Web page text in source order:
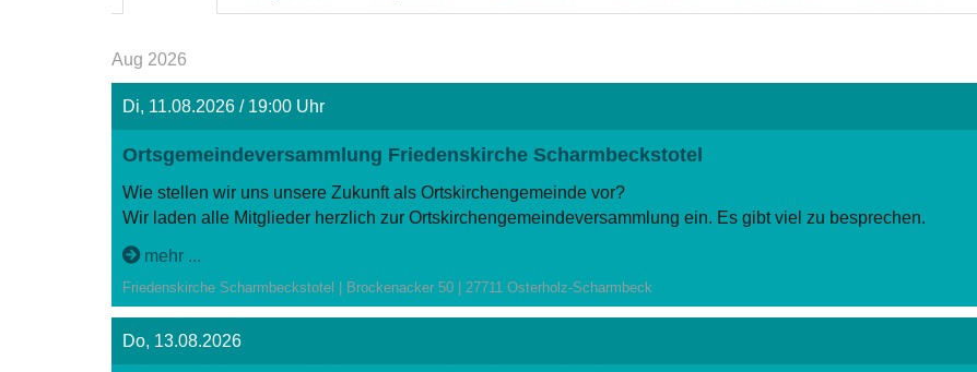
Aug 2026
Di, 11.08.2026 / 19:00 Uhr
Ortsgemeindeversammlung Friedenskirche Scharmbeckstotel
Wie stellen wir uns unsere Zukunft als Ortskirchengemeinde vor?
Wir laden alle Mitglieder herzlich zur Ortskirchengemeindeversammlung ein. Es gibt viel zu besprechen.
mehr ...
Friedenskirche Scharmbeckstotel | Brockenacker 50 | 27711 Osterholz-Scharmbeck
Do, 13.08.2026